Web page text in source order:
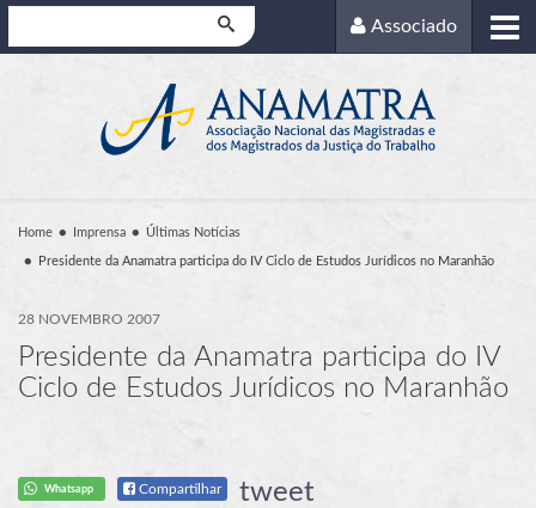
Associado
Home Imprensa Últimas Notícias
Presidente da Anamatra participa do IV Ciclo de Estudos Jurídicos no Maranhão
28 NOVEMBRO 2007
Presidente da Anamatra participa do IV
Ciclo de Estudos Jurídicos no Maranhão
Whatsapp Compartilhar tweet